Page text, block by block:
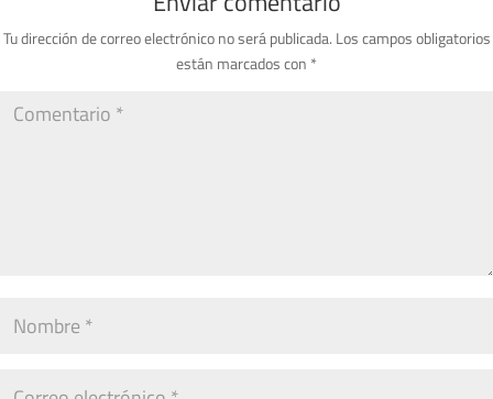
Tu dirección de correo electrónico no será publicada. Los campos obligatorios
están marcados con *